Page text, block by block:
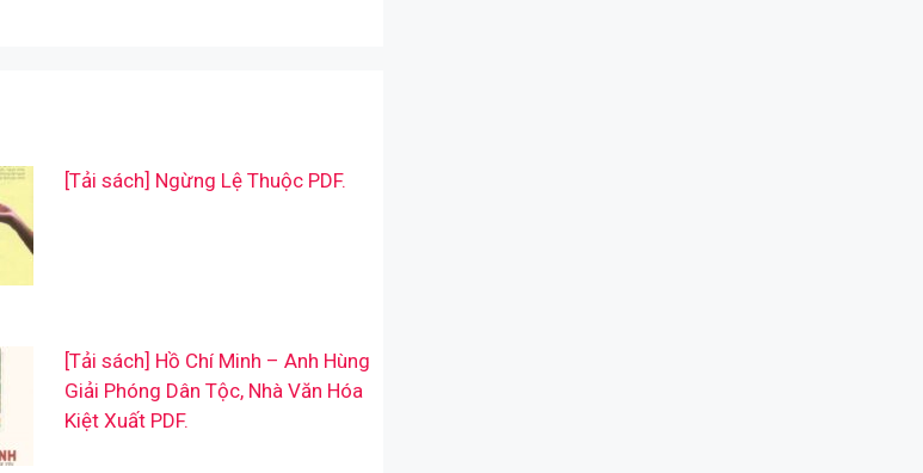
[Tải sách] Ngừng Lệ Thuộc PDF.
[Tải sách] Hồ Chí Minh – Anh Hùng
Giải Phóng Dân Tộc, Nhà Văn Hóa
Kiệt Xuất PDF.